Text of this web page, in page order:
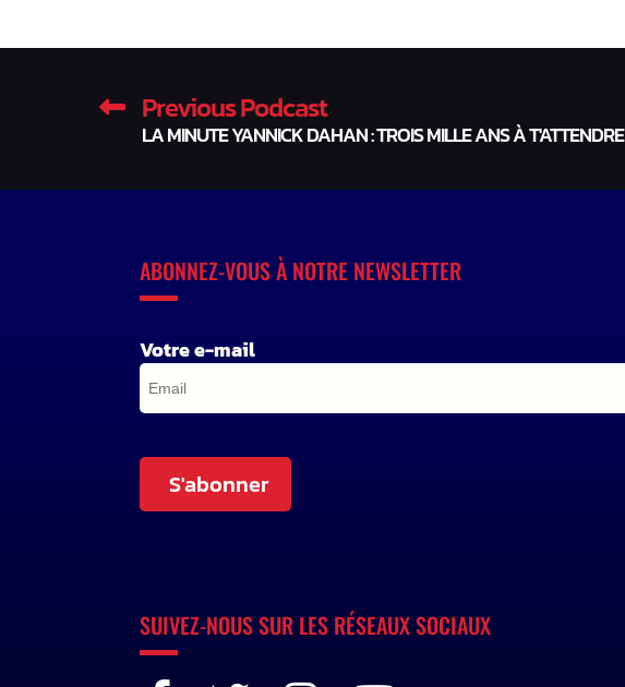
Previous Podcast
LA MINUTE YANNICK DAHAN : TROIS MILLE ANS À T'ATTENDRE
ABONNEZ-VOUS À NOTRE NEWSLETTER
Votre e-mail
S'abonner
SUIVEZ-NOUS SUR LES RÉSEAUX SOCIAUX